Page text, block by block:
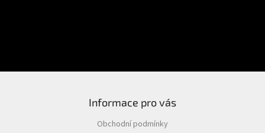
Informace pro vás
Obchodní podmínky